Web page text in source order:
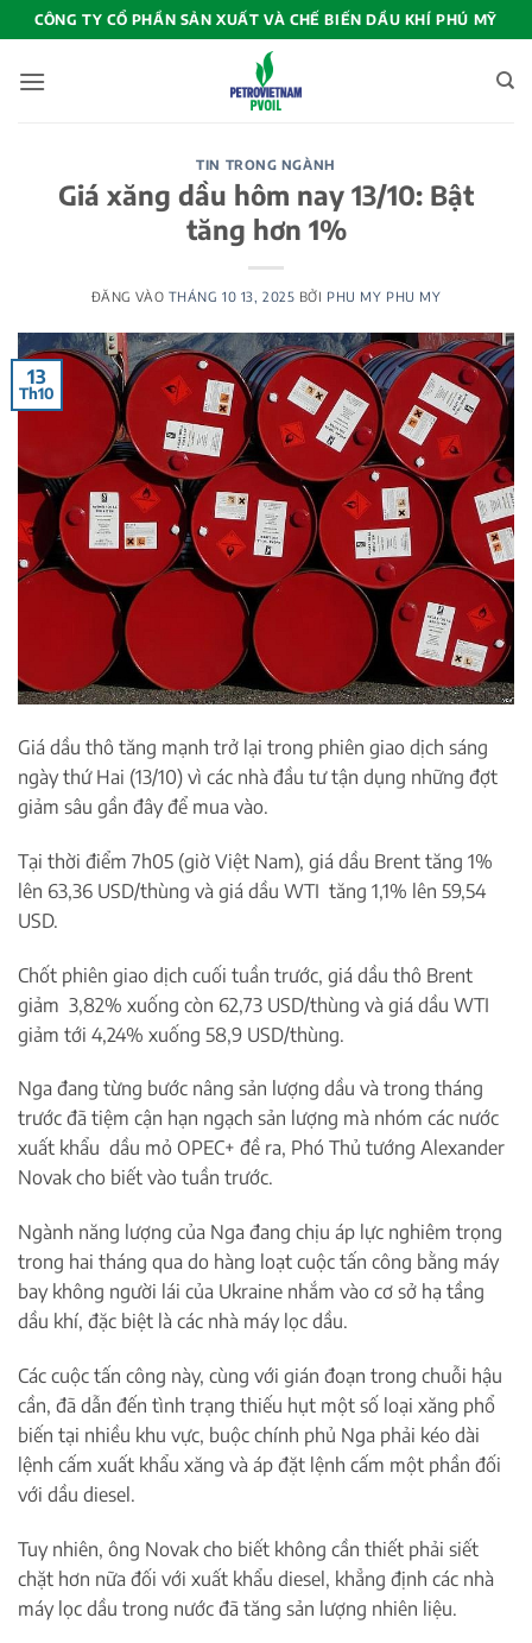
qua
nội
CÔNG TY CỔ PHẦN SẢN XUẤT VÀ CHẾ BIẾN DẦU KHÍ PHÚ MỸ
TIN TRONG NGÀNH
Giá xăng dầu hôm nay 13/10: Bật
tăng hơn 1%
ĐĂNG VÀO THÁNG 10 13, 2025 BỞI PHU MY PHU MY
13
Th10
Giá dầu thô tăng mạnh trở lại trong phiên giao dịch sáng
ngày thứ Hai (13/10) vì các nhà đầu tư tận dụng những đợt
giảm sâu gần đây để mua vào.
Tại thời điểm 7h05 (giờ Việt Nam), giá dầu Brent tăng 1%
lên 63,36 USD/thùng và giá dầu WTI tăng 1,1% lên 59,54
USD.
Chốt phiên giao dịch cuối tuần trước, giá dầu thô Brent
giảm 3,82% xuống còn 62,73 USD/thùng và giá dầu WTI
giảm tới 4,24% xuống 58,9 USD/thùng.
Nga đang từng bước nâng sản lượng dầu và trong tháng
trước đã tiệm cận hạn ngạch sản lượng mà nhóm các nước
xuất khẩu dầu mỏ OPEC+ đề ra, Phó Thủ tướng Alexander
Novak cho biết vào tuần trước.
Ngành năng lượng của Nga đang chịu áp lực nghiêm trọng
trong hai tháng qua do hàng loạt cuộc tấn công bằng máy
bay không người lái của Ukraine nhắm vào cơ sở hạ tầng
dầu khí, đặc biệt là các nhà máy lọc dầu.
Các cuộc tấn công này, cùng với gián đoạn trong chuỗi hậu
cần, đã dẫn đến tình trạng thiếu hụt một số loại xăng phổ
biến tại nhiều khu vực, buộc chính phủ Nga phải kéo dài
lệnh cấm xuất khẩu xăng và áp đặt lệnh cấm một phần đối
với dầu diesel.
Tuy nhiên, ông Novak cho biết không cần thiết phải siết
chặt hơn nữa đối với xuất khẩu diesel, khẳng định các nhà
máy lọc dầu trong nước đã tăng sản lượng nhiên liệu.